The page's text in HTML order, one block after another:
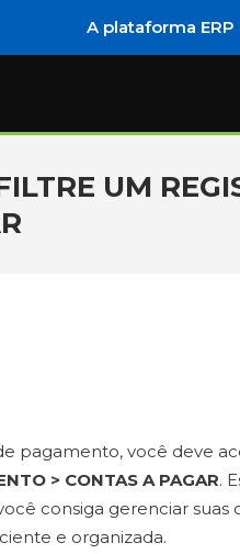
A plataforma
UM
pagamento, você deve
> CONTAS A PAGAR.
consiga gerenciar suas
e organizada.